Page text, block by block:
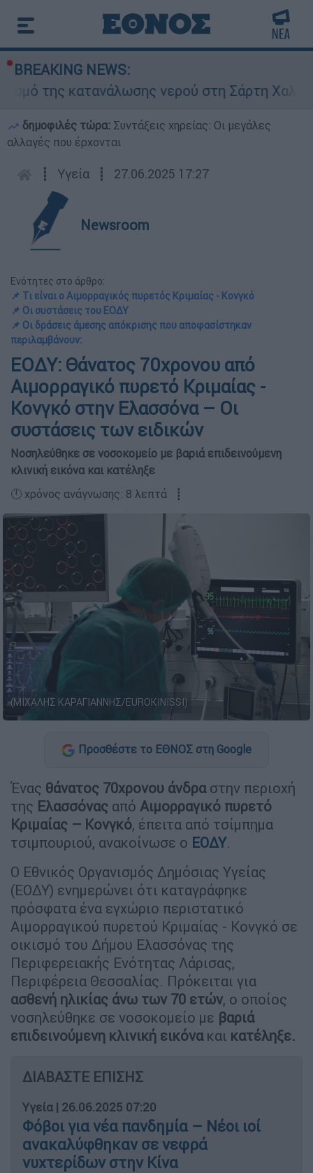
BREAKING NEWS:
κατανάλωσης νερού στη Σάρτη Χαλκιδικής
δημοφιλές τώρα: Συντάξεις χηρείας: Οι μεγάλες
αλλαγές που έρχονται
┋ Υγεία ┋ 27.06.2025 17:27
Newsroom
Ενότητες στο άρθρο:
📌 Τι είναι ο Αιμορραγικός πυρετός Κριμαίας - Κονγκό
📌 Οι συστάσεις του ΕΟΔΥ
📌 Οι δράσεις άμεσης απόκρισης που αποφασίστηκαν
περιλαμβάνουν:
ΕΟΔΥ: Θάνατος 70χρονου από
Αιμορραγικό πυρετό Κριμαίας -
Κονγκό στην Ελασσόνα – Οι
συστάσεις των ειδικών
Νοσηλεύθηκε σε νοσοκομείο με βαριά επιδεινούμενη
κλινική εικόνα και κατέληξε
🕛 χρόνος ανάγνωσης: 8 λεπτά ┋
(ΜΙΧΑΛΗΣ ΚΑΡΑΓΙΑΝΝΗΣ/EUROKINISSI)
Προσθέστε το ΕΘΝΟΣ στη Google
Ένας θάνατος 70χρονου άνδραστην περιοχή
της Ελασσόνας από Αιμορραγικό πυρετό
Κριμαίας – Κονγκό, έπειτα από τσίμπημα
τσιμπουριού, ανακοίνωσε ο ΕΟΔΥ.
Ο Εθνικός Οργανισμός Δημόσιας Υγείας
(ΕΟΔΥ) ενημερώνει ότι καταγράφηκε
πρόσφατα ένα εγχώριο περιστατικό
Αιμορραγικού πυρετού Κριμαίας - Κονγκό σε
οικισμό του Δήμου Ελασσόνας της
Περιφερειακής Ενότητας Λάρισας,
Περιφέρεια Θεσσαλίας. Πρόκειται για
ασθενή ηλικίας άνω των 70 ετών, ο οποίος
νοσηλεύθηκε σε νοσοκομείο με βαριά
επιδεινούμενη κλινική εικόνακαι κατέληξε.
ΔΙΑΒΑΣΤΕ ΕΠΙΣΗΣ
Υγεία | 26.06.2025 07:20
Φόβοι για νέα πανδημία – Νέοι ιοί
ανακαλύφθηκαν σε νεφρά
νυχτερίδων στην Κίνα